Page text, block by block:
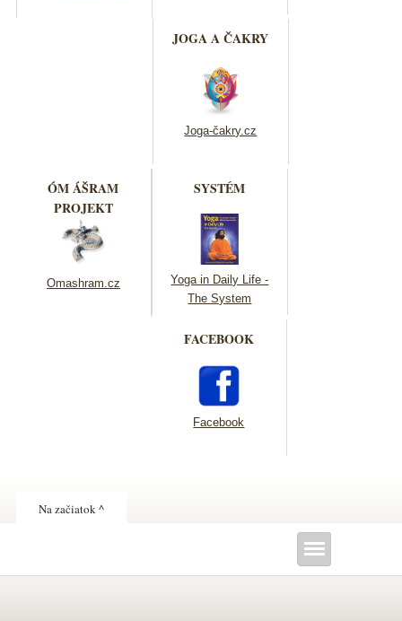
JOGA A ČAKRY
Joga-čakry.cz
ÓM ÁŠRAM
PROJEKT
Omashram.cz
SYSTÉM
Yoga in Daily Life -
The System
FACEBOOK
Facebook
Na začiatok ^